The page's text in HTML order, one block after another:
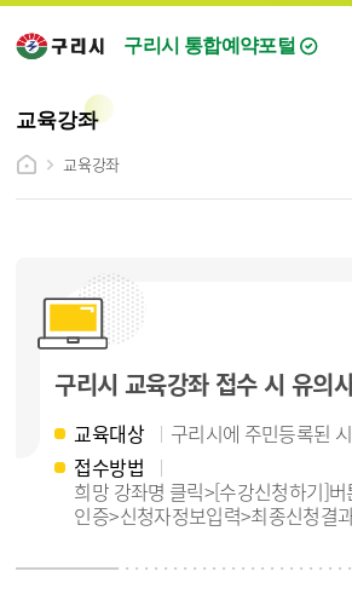
구리시 통합예약포털
교육강좌
교육강좌
구리시 교육강좌 접수 시 유의
교육대상
구리시에 주민등록된
접수방법
희망 강좌명 클릭>[수강신청하기]
인증>신청자정보입력>최종신청결
게시물 검색